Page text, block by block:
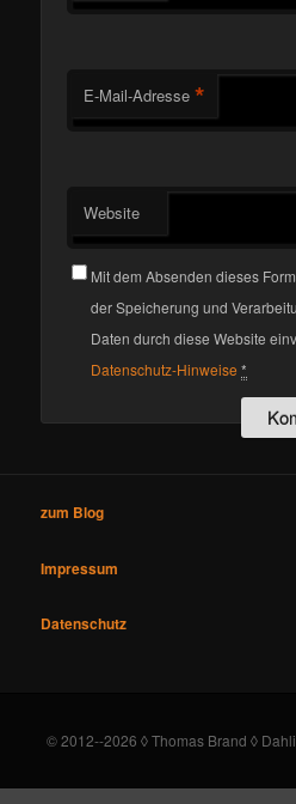
E-Mail-Adresse *
Website
Mit dem Absenden dieses
der Speicherung und
Daten durch diese Website
Datenschutz-Hinweise *
zum Blog
Impressum
Datenschutz
© 2012--2026 ◊ Thomas Brand ◊